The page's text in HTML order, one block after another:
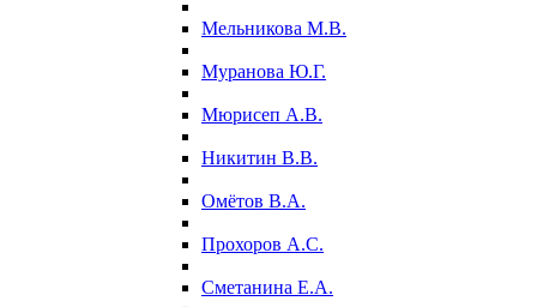
Мельникова М.В.
Муранова Ю.Г.
Мюрисеп А.В.
Никитин В.В.
Омётов В.А.
Прохоров А.С.
Сметанина Е.А.